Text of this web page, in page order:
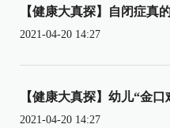
【健康大真探】自闭症真
2021-04-20 14:27
【健康大真探】幼儿“金
2021-04-20 14:27